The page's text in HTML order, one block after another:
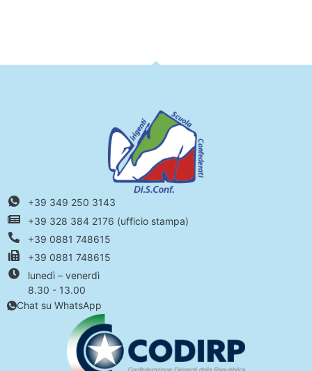
+39 349 250 3143
+39 328 384 2176 (ufficio stampa)
+39 0881 748615
+39 0881 748615
lunedì – venerdì
8.30 - 13.00
Chat su WhatsApp